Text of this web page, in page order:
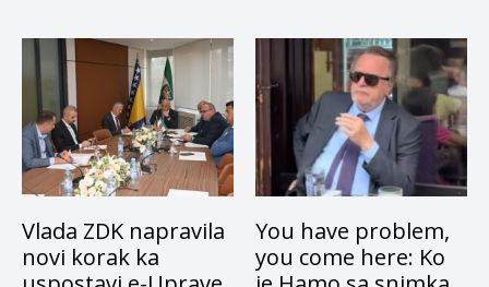
Vlada ZDK napravila
novi korak ka
You have problem,
you come here: Ko